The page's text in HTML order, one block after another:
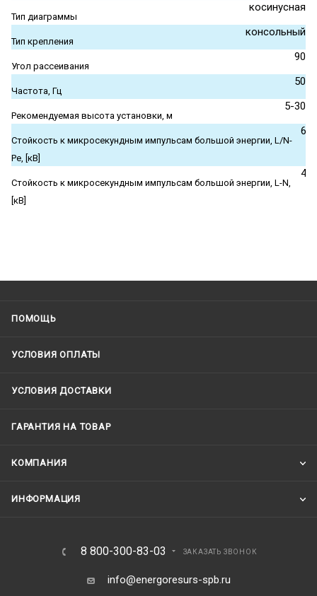
Тип диаграммы
косинусная
Тип крепления
консольный
Угол рассеивания
90
Частота, Гц
50
Рекомендуемая высота установки, м
5-30
Стойкость к микросекундным импульсам большой энергии, L/N-
Pe, [кВ]
6
Стойкость к микросекундным импульсам большой энергии, L-N,
[кВ]
4
ПОМОЩЬ
УСЛОВИЯ ОПЛАТЫ
УСЛОВИЯ ДОСТАВКИ
ГАРАНТИЯ НА ТОВАР
КОМПАНИЯ
ИНФОРМАЦИЯ
8 800-300-83-03 ЗАКАЗАТЬ ЗВОНОК
info@energoresurs-spb.ru